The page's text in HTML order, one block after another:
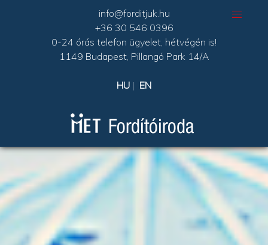
info@forditjuk.hu
+36 30 546 0396
0-24 órás telefon ügyelet, hétvégén is!
1149 Budapest, Pillangó Park 14/A
HU | EN